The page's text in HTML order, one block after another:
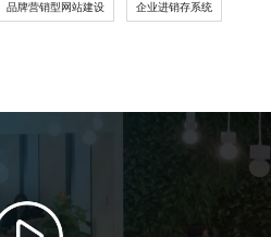
品牌营销型网站建设 企业进销存系统